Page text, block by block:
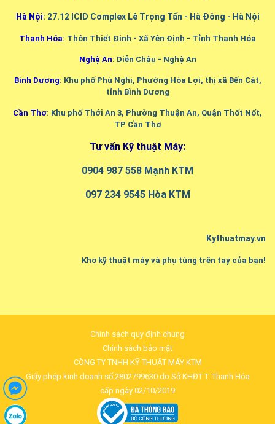
Hà Nội: 27.12 ICID Complex Lê Trọng Tấn - Hà Đông - Hà Nội
Thanh Hóa: Thôn Thiết Đinh - Xã Yên Định - Tỉnh Thanh Hóa
Nghệ An: Diễn Châu - Nghệ An
Bình Dương: Khu phố Phú Nghị, Phường Hòa Lợi, thị xã Bến Cát,
tỉnh Bình Dương
Cần Thơ: Khu phố Thới An 3, Phường Thuận An, Quận Thốt Nốt,
TP Cần Thơ
Tư vấn Kỹ thuật Máy:
0904 987 558 Mạnh KTM
097 234 9545 Hòa KTM
Kythuatmay.vn
Kho kỹ thuật máy và phụ tùng trên tay của bạn!
Chính sách quy định chung
Chính sách bảo mật
CÔNG TY TNHH KỸ THUẬT MÁY KTM
Giấy phép kinh doanh số 2802799630 do Sở KHĐT T. Thanh Hóa
cấp ngày 02/10/2019